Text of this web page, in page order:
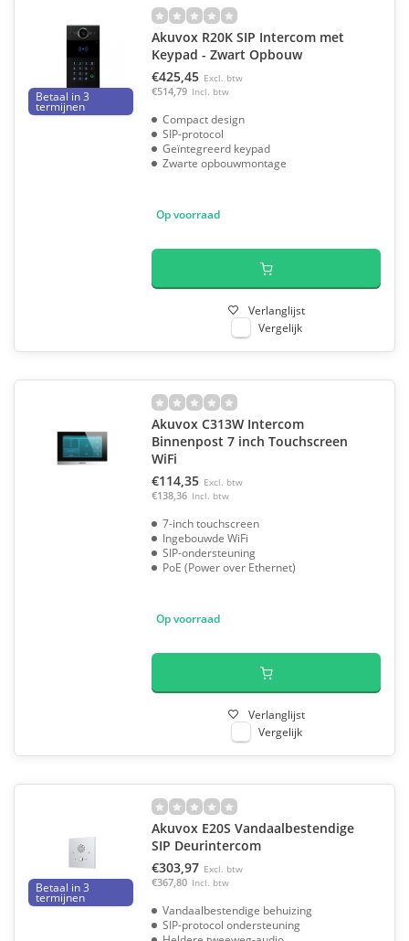
Betaal in 3
termijnen
Akuvox R20K SIP Intercom met
Keypad - Zwart Opbouw
€425,45 Excl. btw
€514,79 Incl. btw
Compact design
SIP-protocol
Geïntegreerd keypad
Zwarte opbouwmontage
Op voorraad
Verlanglijst
Vergelijk
Akuvox C313W Intercom
Binnenpost 7 inch Touchscreen
WiFi
€114,35 Excl. btw
€138,36 Incl. btw
7-inch touchscreen
Ingebouwde WiFi
SIP-ondersteuning
PoE (Power over Ethernet)
Op voorraad
Verlanglijst
Vergelijk
Betaal in 3
termijnen
Akuvox E20S Vandaalbestendige
SIP Deurintercom
€303,97 Excl. btw
€367,80 Incl. btw
Vandaalbestendige behuizing
SIP-protocol ondersteuning